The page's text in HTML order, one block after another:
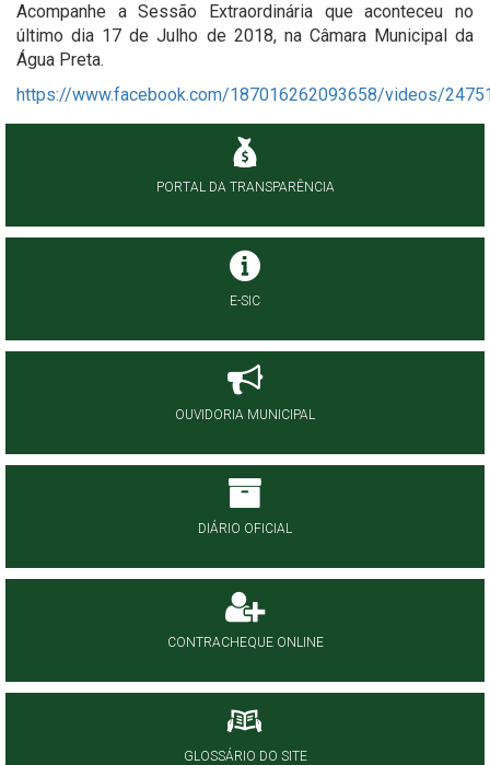
Acompanhe a Sessão Extraordinária que aconteceu no
último dia 17 de Julho de 2018, na Câmara Municipal da
Água Preta.
https://www.facebook.com/187016262093658/videos/
PORTAL DA TRANSPARÊNCIA
E-SIC
OUVIDORIA MUNICIPAL
DIÁRIO OFICIAL
CONTRACHEQUE ONLINE
GLOSSÁRIO DO SITE